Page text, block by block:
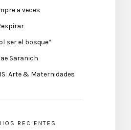
a veces
ser el bosque*
Saranich
Arte & Maternidades
RECIENTES